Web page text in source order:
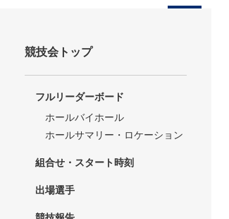
競技会トップ
フルリーダーボード
ホールバイホール
ホールサマリー・ロケーション
組合せ・スタート時刻
出場選手